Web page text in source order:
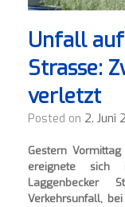
Unfall
Strasse:
verletzt
Posted on 2. Juni
Gestern
ereignete sich
Laggenbecker
Verkehrsunfall,